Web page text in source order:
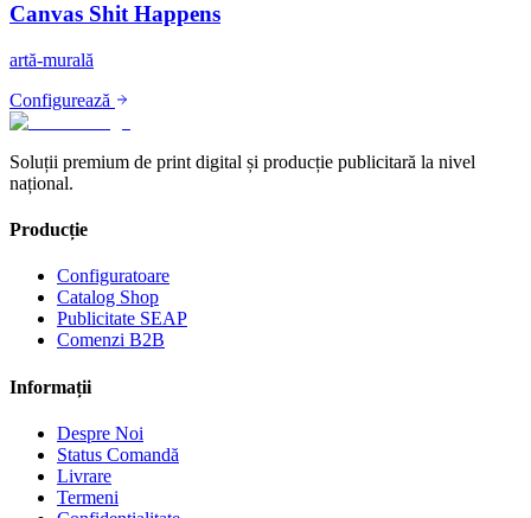
Canvas Shit Happens
artă-murală
Configurează
Soluții premium de print digital și producție publicitară la nivel
național.
Producție
Configuratoare
Catalog Shop
Publicitate SEAP
Comenzi B2B
Informații
Despre Noi
Status Comandă
Livrare
Termeni